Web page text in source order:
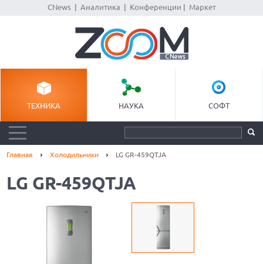
CNews| Аналитика Конференции Маркет
ТЕХНИКА НАУКА СОФТ
Главная Холодильники LG GR-459QTJA
LG GR-459QTJA